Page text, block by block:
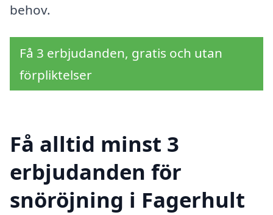
behov.
Få 3 erbjudanden, gratis och utan
förpliktelser
Få alltid minst 3
erbjudanden för
snöröjning i Fagerhult